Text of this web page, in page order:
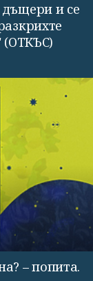
дъщери и се
(ОТКЪС)
– попита.